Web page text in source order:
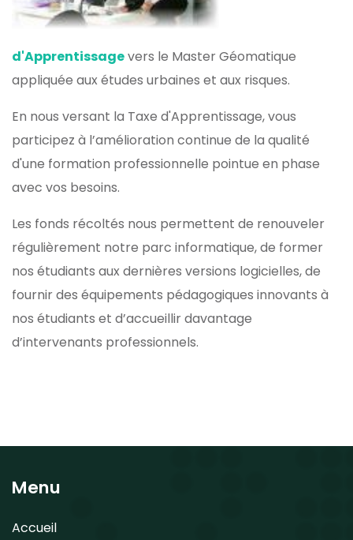
d'Apprentissagevers le Master Géomatique
appliquée aux études urbaines et aux risques.
En nous versant la Taxe d'Apprentissage, vous
participez à l’amélioration continue de la qualité
d'une formation professionnelle pointue en phase
avec vos besoins.
Les fonds récoltés nous permettent de renouveler
régulièrement notre parc informatique, de former
nos étudiants aux dernières versions logicielles, de
fournir des équipements pédagogiques innovants à
nos étudiants et d’accueillir davantage
d’intervenants professionnels.
Menu
Accueil